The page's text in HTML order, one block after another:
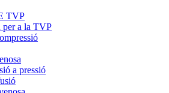
TVP
per a la TVP
a pressió